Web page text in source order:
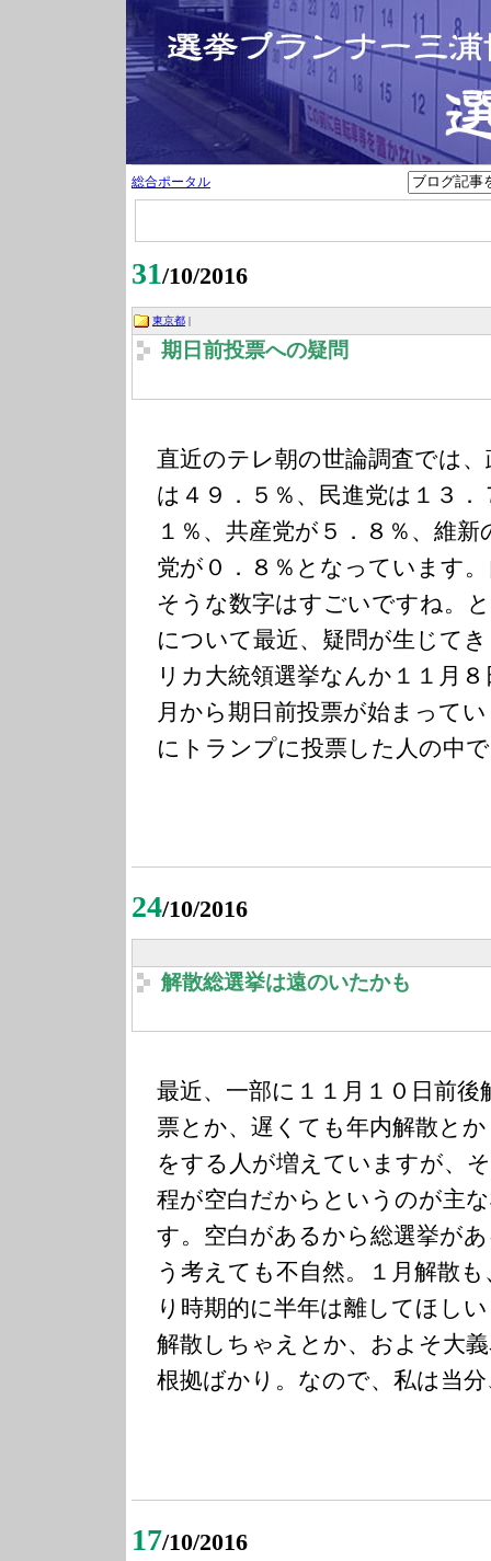
総合ポータル
31/10/2016
東京都 |
期日前投票への疑問
直近のテレ朝の世論調査では
は４９．５％、民進党は１３．
１％、共産党が５．８％、維
党が０．８％となっています
そうな数字はすごいですね。
について最近、疑問が生じて
リカ大統領選挙なんか１１月
月から期日前投票が始まって
にトランプに投票した人の中
24/10/2016
解散総選挙は遠のいたかも
最近、一部に１１月１０日前後
票とか、遅くても年内解散と
をする人が増えていますが、
程が空白だからというのが主
す。空白があるから総選挙が
う考えても不自然。１月解散
り時期的に半年は離してほし
解散しちゃえとか、およそ大
根拠ばかり。なので、私は当
17/10/2016